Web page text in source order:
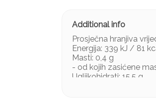
Prosječna hranjiva
Energija: 339 kJ / 81
Masti: 0,4 g
- od kojih zasićene
Ugljikohidrati: 15,5 g